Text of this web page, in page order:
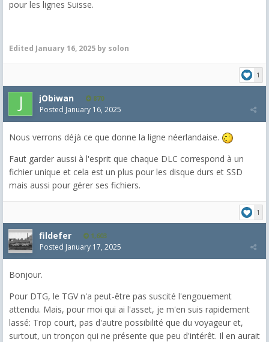
pour les lignes Suisse.
Edited January 16, 2025 by solon
1
jObiwan 870
Posted January 16, 2025
Nous verrons déjà ce que donne la ligne néerlandaise.
Faut garder aussi à l'esprit que chaque DLC correspond à un
fichier unique et cela est un plus pour les disque durs et SSD
mais aussi pour gérer ses fichiers.
1
fildefer 1,603
Posted January 17, 2025
Bonjour.
Pour DTG, le TGV n'a peut-être pas suscité l'engouement
attendu. Mais, pour moi qui ai l'asset, je m'en suis rapidement
lassé: Trop court, pas d'autre possibilité que du voyageur et,
surtout, un tronçon qui ne présente que peu d'intérêt. Il en aurait